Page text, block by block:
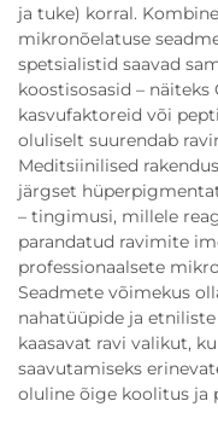
ja tuke) korral.
mikronõelatuse
spetsialistid saavad
koostisosasid –
kasvufaktoreid või
oluliselt suurendab
Meditsiinilised
järgset
– tingimusi, millele
parandatud ravimite
professionaalsete
Seadmete võimekus
nahatüüpide ja
kaasavat ravi valikut,
saavutamiseks
oluline õige koolitus ja